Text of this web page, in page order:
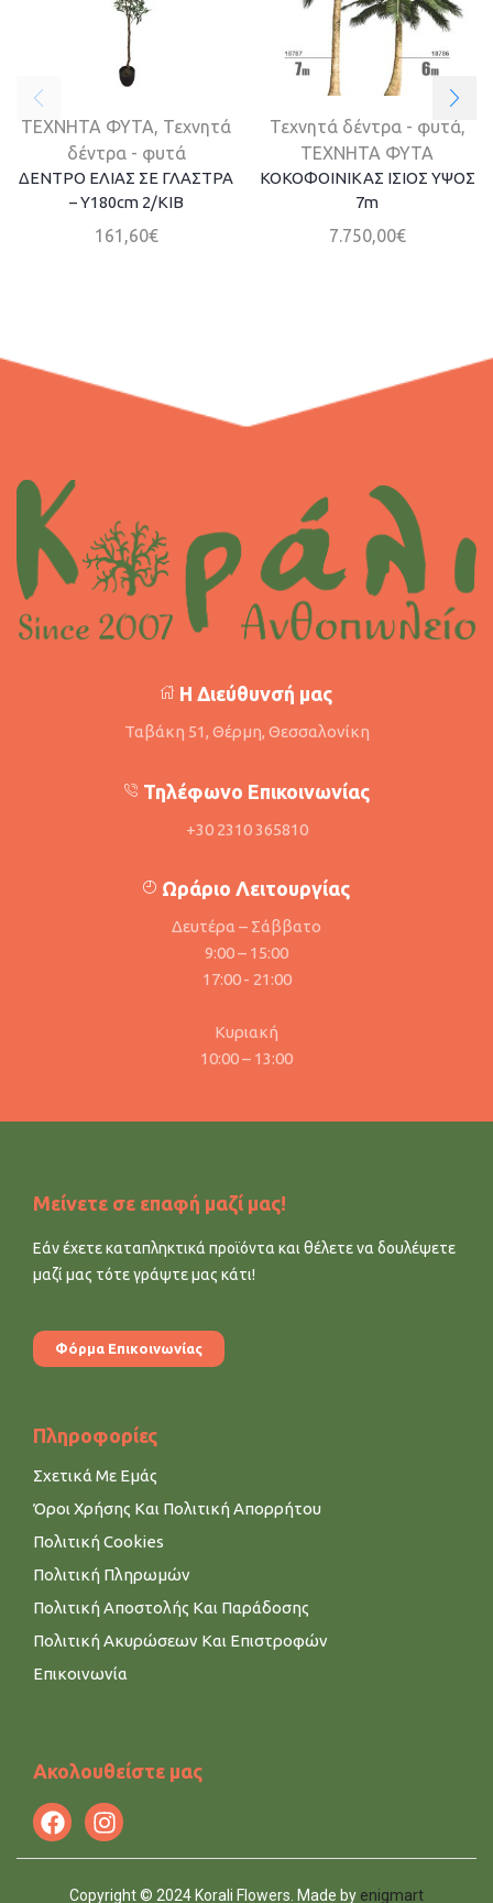
ΤΕΧΝΗΤΑ ΦΥΤΑ, Τεχνητά
δέντρα - φυτά
ΔΕΝΤΡΟ ΕΛΙΑΣ ΣΕ ΓΛΑΣΤΡΑ
– Υ180cm 2/ΚΙΒ
161,60€
Τεχνητά δέντρα - φυτά,
ΤΕΧΝΗΤΑ ΦΥΤΑ
ΚΟΚΟΦΟΙΝΙΚΑΣ ΙΣΙΟΣ ΥΨΟΣ
7m
7.750,00€
Η Διεύθυνσή μας
Ταβάκη 51, Θέρμη, Θεσσαλονίκη
Τηλέφωνο Επικοινωνίας
+30 2310 365810
Ωράριο Λειτουργίας
Δευτέρα – Σάββατο
9:00 – 15:00
17:00 - 21:00
Κυριακή
10:00 – 13:00
Μείνετε σε επαφή μαζί μας!
Εάν έχετε καταπληκτικά προϊόντα και θέλετε να δουλέψετε
μαζί μας τότε γράψτε μας κάτι!
Φόρμα Επικοινωνίας
Πληροφορίες
Σχετικά Με Εμάς
Όροι Χρήσης Και Πολιτική Απορρήτου
Πολιτική Cookies
Πολιτική Πληρωμών
Πολιτική Αποστολής Και Παράδοσης
Πολιτική Ακυρώσεων Και Επιστροφών
Επικοινωνία
Ακολουθείστε μας
Copyright © 2024 Korali Flowers. Made by enigmart